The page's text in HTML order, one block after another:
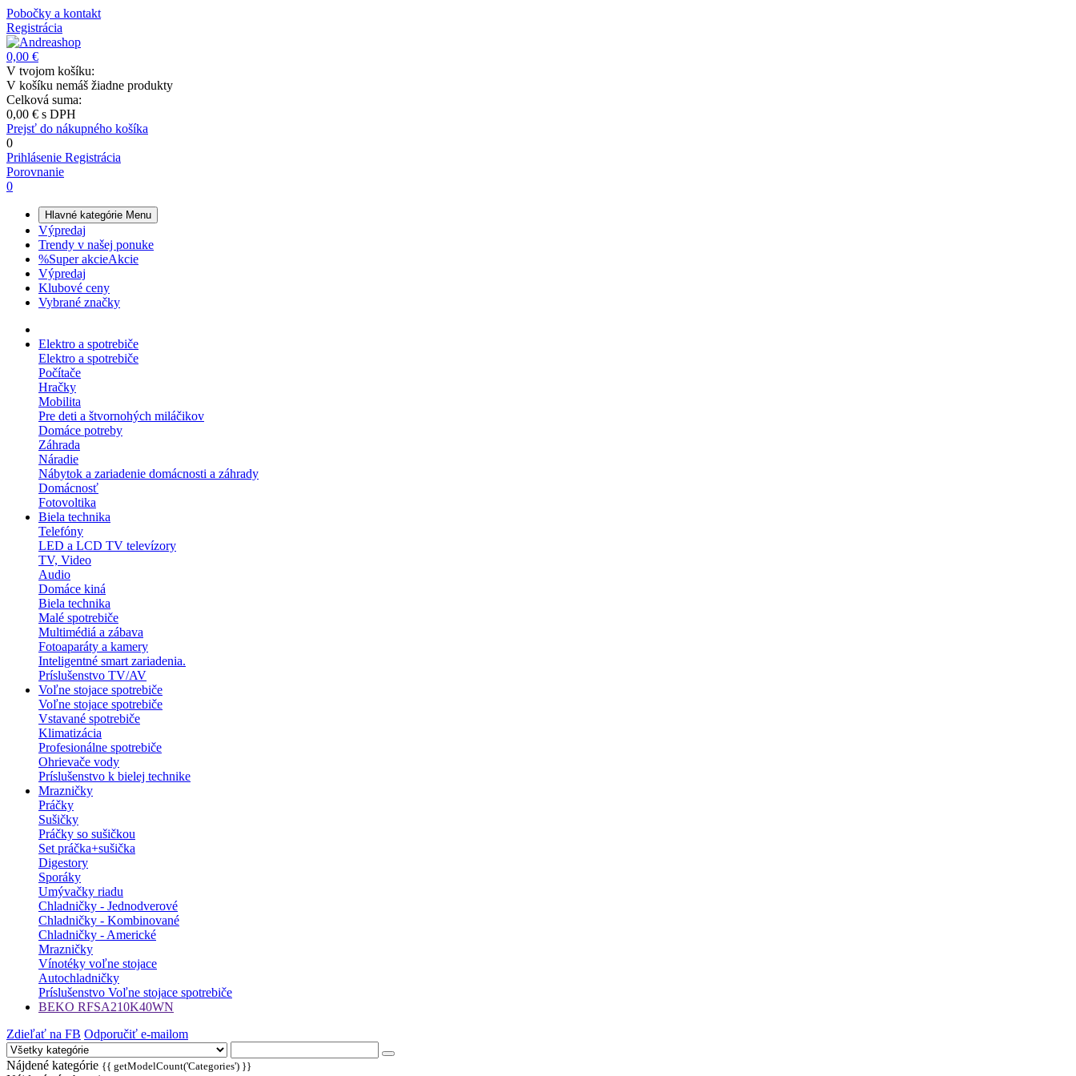
Pobočky a kontakt
Registrácia
0,00 €
V tvojom košíku:
V košíku nemáš žiadne produkty
Celková suma:
0,00 € s DPH
Prejsť do nákupného košíka
0
Prihlásenie Registrácia
Porovnanie
0
Hlavné kategórie Menu
Výpredaj
Trendy v našej ponuke
%Super akcieAkcie
Výpredaj
Klubové ceny
Vybrané značky
Elektro a spotrebiče
Elektro a spotrebiče
Počítače
Hračky
Mobilita
Pre deti a štvornohých miláčikov
Domáce potreby
Záhrada
Náradie
Nábytok a zariadenie domácnosti a záhrady
Domácnosť
Fotovoltika
Biela technika
Telefóny
LED a LCD TV televízory
TV, Video
Audio
Domáce kiná
Biela technika
Malé spotrebiče
Multimédiá a zábava
Fotoaparáty a kamery
Inteligentné smart zariadenia.
Príslušenstvo TV/AV
Voľne stojace spotrebiče
Voľne stojace spotrebiče
Vstavané spotrebiče
Klimatizácia
Profesionálne spotrebiče
Ohrievače vody
Príslušenstvo k bielej technike
Mrazničky
Práčky
Sušičky
Práčky so sušičkou
Set práčka+sušička
Digestory
Sporáky
Umývačky riadu
Chladničky - Jednodverové
Chladničky - Kombinované
Chladničky - Americké
Mrazničky
Vínotéky voľne stojace
Autochladničky
Príslušenstvo Voľne stojace spotrebiče
BEKO RFSA210K40WN
Zdieľať na FB Odporučiť e-mailom
Nájdené kategórie {{ getModelCount('Categories') }}